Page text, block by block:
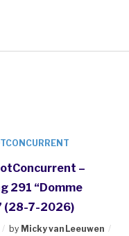
–
291 “Domme
(28-7-2026)
by Micky van Leeuwen